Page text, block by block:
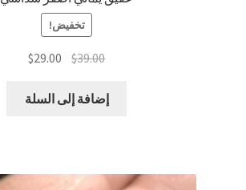
تخفيض!
$39.00
السعر
هو:
$29.00 السعر
هو:إضافة إلى السلة